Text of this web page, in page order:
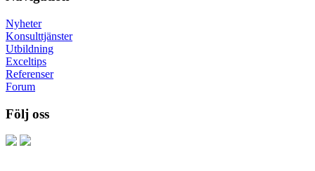
Nyheter
Konsulttjänster
Utbildning
Exceltips
Referenser
Forum
Följ oss